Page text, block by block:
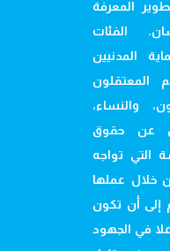
المعرفة
الفئات
المدنيين
المعتقلون
والنساء،
عن حقوق
التي تواجه
خلال عملها
إلى أن تكون
في الجهود